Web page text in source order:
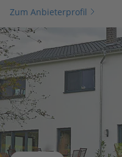
Zum Anbieterprofil